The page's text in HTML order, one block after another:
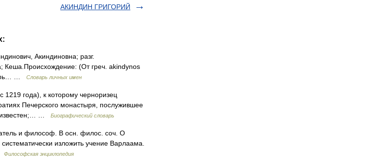
АКИНДИН ГРИГОРИЙ
Акиндиновна; разг.
Кеша.Происхождение: (От греч. akindynos
…
Словарь личных имен
года), к которому черноризец
Печерского монастыря, послужившее
известен;… …
Биографический словарь
и философ. В осн. филос. соч. О
изложить учение Варлаама.
Философская энциклопедия